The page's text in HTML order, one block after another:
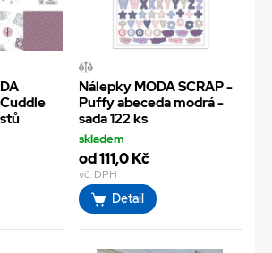
Nálepky MODA SCRAP -
Puffy abeceda modrá -
sada 122 ks
skladem
od 111,0 Kč
vč. DPH
Detail